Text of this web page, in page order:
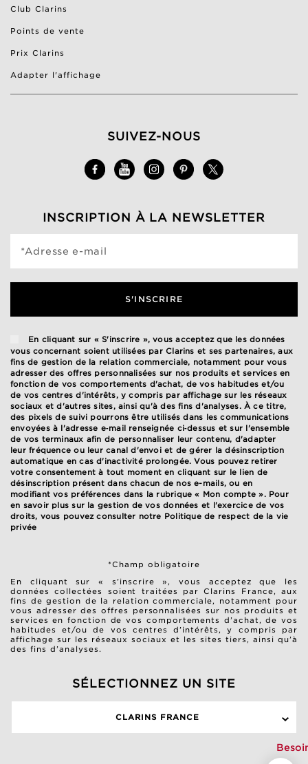
Club Clarins
Points de vente
Prix Clarins
Adapter l'affichage
SUIVEZ-NOUS
INSCRIPTION À LA NEWSLETTER
*Adresse e-mail
S'INSCRIRE
En cliquant sur « S'inscrire », vous acceptez que les données
vous concernant soient utilisées par Clarins et ses partenaires, aux
fins de gestion de la relation commerciale, notamment pour vous
adresser des offres personnalisées sur nos produits et services en
fonction de vos comportements d'achat, de vos habitudes et/ou
de vos centres d'intérêts, y compris par affichage sur les réseaux
sociaux et d'autres sites, ainsi qu'à des fins d'analyses. À ce titre,
des pixels de suivi pourrons être utilisés dans les communications
envoyées à l'adresse e‑mail renseignée ci‑dessus et sur l'ensemble
de vos terminaux afin de personnaliser leur contenu, d'adapter
leur fréquence ou leur canal d'envoi et de gérer la désinscription
automatique en cas d'inactivité prolongée. Vous pouvez retirer
votre consentement à tout moment en cliquant sur le lien de
désinscription présent dans chacun de nos e-mails, ou en
modifiant vos préférences dans la rubrique « Mon compte ». Pour
en savoir plus sur la gestion de vos données et l'exercice de vos
droits, vous pouvez consulter notre Politique de respect de la vie
privée
*Champ obligatoire
En cliquant sur « s’inscrire », vous acceptez que les
données collectées soient traitées par Clarins France, aux
fins de gestion de la relation commerciale, notamment pour
vous adresser des offres personnalisées sur nos produits et
services en fonction de vos comportements d’achat, de vos
habitudes et/ou de vos centres d’intérêts, y compris par
affichage sur les réseaux sociaux et les sites tiers, ainsi qu’à
des fins d’analyses.
SÉLECTIONNEZ UN SITE
CLARINS FRANCE